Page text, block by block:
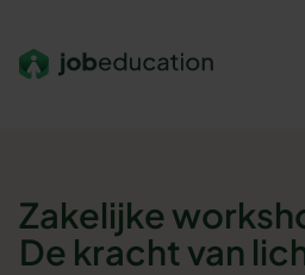
Zakelijke
De kracht van